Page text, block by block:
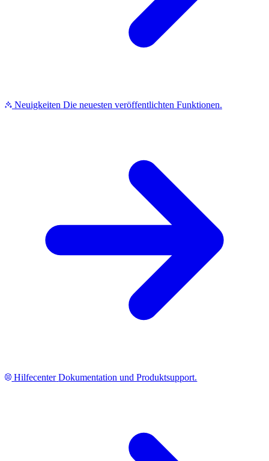
Neuigkeiten Die neuesten veröffentlichten Funktionen.
Hilfecenter Dokumentation und Produktsupport.